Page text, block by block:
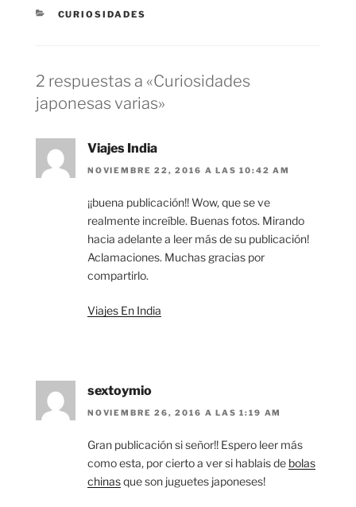
CATEGORÍAS
CURIOSIDADES
2 respuestas a «Curiosidades
japonesas varias»
Viajes India
NOVIEMBRE 22, 2016 A LAS 10:42 AM
¡¡buena publicación!! Wow, que se ve
realmente increíble. Buenas fotos. Mirando
hacia adelante a leer más de su publicación!
Aclamaciones. Muchas gracias por
compartirlo.
Viajes En India
sextoymio
NOVIEMBRE 26, 2016 A LAS 1:19 AM
Gran publicación si señor!! Espero leer más
como esta, por cierto a ver si hablais de bolas
chinasque son juguetes japoneses!